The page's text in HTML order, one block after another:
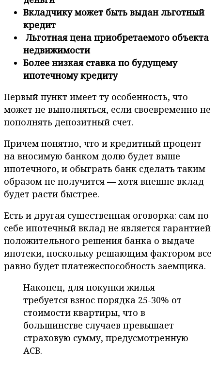
Вкладчику может быть выдан льготный
кредит
Льготная цена приобретаемого объекта
недвижимости
Более низкая ставка по будущему
ипотечному кредиту
Первый пункт имеет ту особенность, что
может не выполняться, если своевременно не
пополнять депозитный счет.
Причем понятно, что и кредитный процент
на вносимую банком долю будет выше
ипотечного, и обыграть банк сделать таким
образом не получится — хотя внешне вклад
будет расти быстрее.
Есть и другая существенная оговорка: сам по
себе ипотечный вклад не является гарантией
положительного решения банка о выдаче
ипотеки, поскольку решающим фактором все
равно будет платежеспособность заемщика.
Наконец, для покупки жилья
требуется взнос порядка 25-30% от
стоимости квартиры, что в
большинстве случаев превышает
страховую сумму, предусмотренную
АСВ.